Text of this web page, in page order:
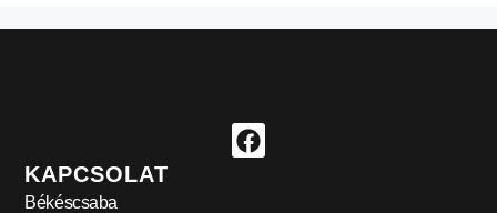
KAPCSOLAT
Békéscsaba